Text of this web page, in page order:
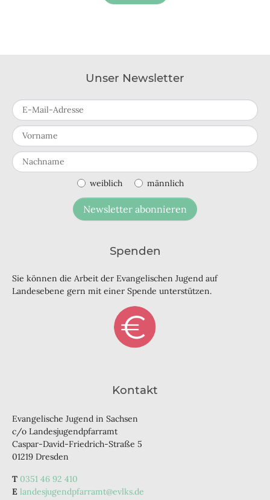
Unser Newsletter
weiblich männlich
Newsletter abonnieren
Spenden
Sie können die Arbeit der Evangelischen Jugend auf
Landesebene gern mit einer Spende unterstützen.
Kontakt
Evangelische Jugend in Sachsen
c/o Landesjugendpfarramt
Caspar-David-Friedrich-Straße 5
01219 Dresden
0351 46 92 410
landesjugendpfarramt@evlks.de